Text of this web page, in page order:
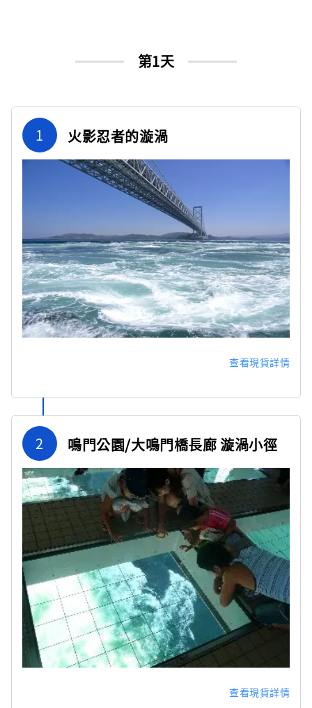
第1天
1 火影忍者的漩渦
查看現貨詳情
2 鳴門公園/大鳴門橋長廊 漩渦小徑
查看現貨詳情